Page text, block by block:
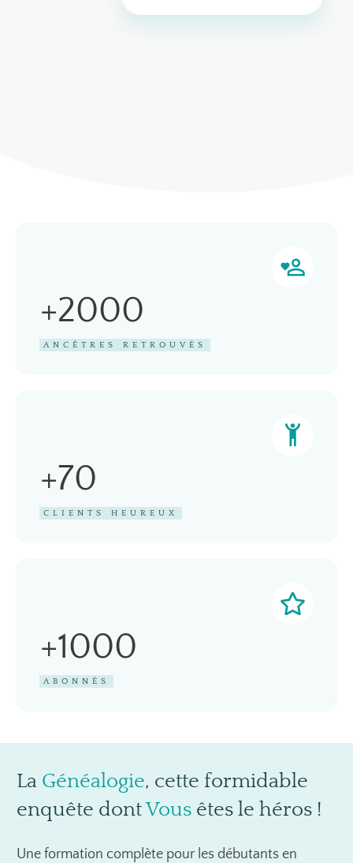
+2000
ANCÊTRES RETROUVÉS
+70
CLIENTS HEUREUX
+1000
ABONNÉS
La Généalogie, cette formidable
enquête dontVous êtes le héros !
Une formation complète pour les débutants en